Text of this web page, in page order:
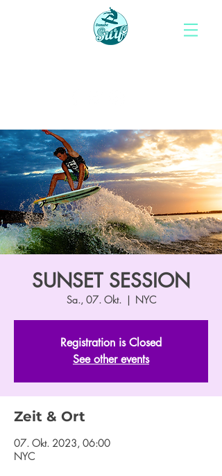
SUNSET SESSION
Sa., 07. Okt.
  |
NYC
Registration is Closed
See other events
Zeit & Ort
07. Okt. 2023, 06:00
NYC